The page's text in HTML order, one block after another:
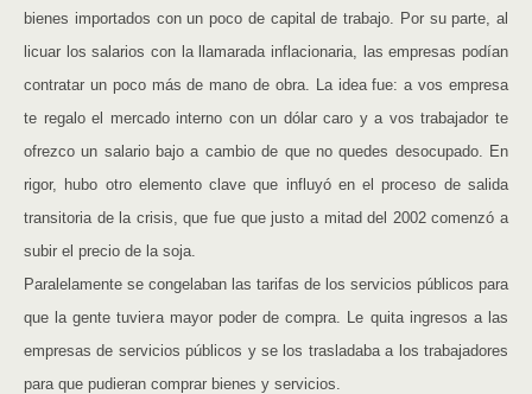
bienes importados con un poco de capital de trabajo. Por su parte, al
licuar los salarios con la llamarada inflacionaria, las empresas podían
contratar un poco más de mano de obra. La idea fue: a vos empresa
te regalo el mercado interno con un dólar caro y a vos trabajador te
ofrezco un salario bajo a cambio de que no quedes desocupado. En
rigor, hubo otro elemento clave que influyó en el proceso de salida
transitoria de la crisis, que fue que justo a mitad del 2002 comenzó a
subir el precio de la soja.
Paralelamente se congelaban las tarifas de los servicios públicos para
que la gente tuviera mayor poder de compra. Le quita ingresos a las
empresas de servicios públicos y se los trasladaba a los trabajadores
para que pudieran comprar bienes y servicios.